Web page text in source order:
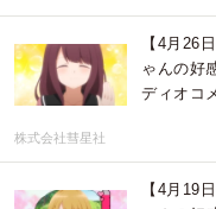
【4月26
ゃんの好
ディオコ
株式会社彗星社
【4月19